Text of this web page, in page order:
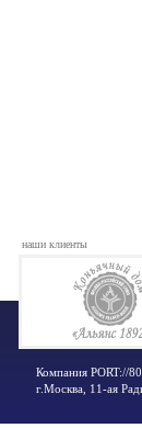
наши клиенты
Компания PORT://
г.Москва 11-ая